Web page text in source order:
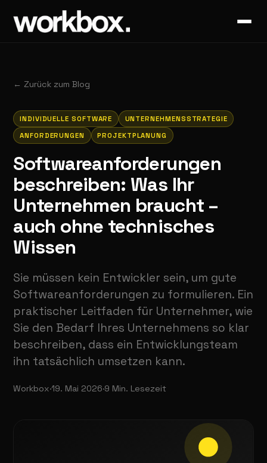
← Zurück zum Blog
INDIVIDUELLE SOFTWARE
UNTERNEHMENSSTRATEGIE
ANFORDERUNGEN
PROJEKTPLANUNG
Softwareanforderungen
beschreiben: Was Ihr
Unternehmen braucht –
auch ohne technisches
Wissen
Sie müssen kein Entwickler sein, um gute
Softwareanforderungen zu formulieren. Ein
praktischer Leitfaden für Unternehmer, wie
Sie den Bedarf Ihres Unternehmens so klar
beschreiben, dass ein Entwicklungsteam
ihn tatsächlich umsetzen kann.
Workbox·19. Mai 2026·9 Min. Lesezeit